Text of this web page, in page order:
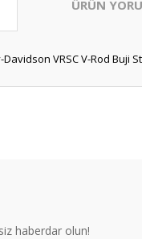
ÜRÜN
VRSC V-Rod Buji
pahalı.
haberdar olun!